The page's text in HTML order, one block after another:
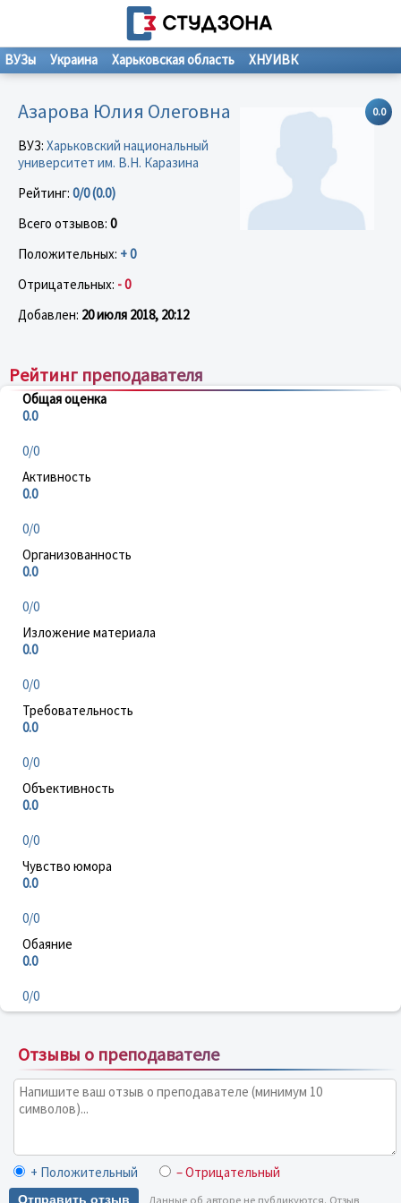
ВУЗы Украина Харьковская область ХНУИВК
0.0
Азарова Юлия Олеговна
ВУЗ: Харьковский национальный
университет им. В.Н. Каразина
Рейтинг: 0/0 (0.0)
Всего отзывов: 0
Положительных: + 0
Отрицательных: - 0
Добавлен: 20 июля 2018, 20:12
Рейтинг преподавателя
Общая оценка
0.0
0/0
Активность
0.0
0/0
Организованность
0.0
0/0
Изложение материала
0.0
0/0
Требовательность
0.0
0/0
Объективность
0.0
0/0
Чувство юмора
0.0
0/0
Обаяние
0.0
0/0
Отзывы о преподавателе
+ Положительный – Отрицательный
Отправить отзыв Данные об авторе не публикуются. Отзыв